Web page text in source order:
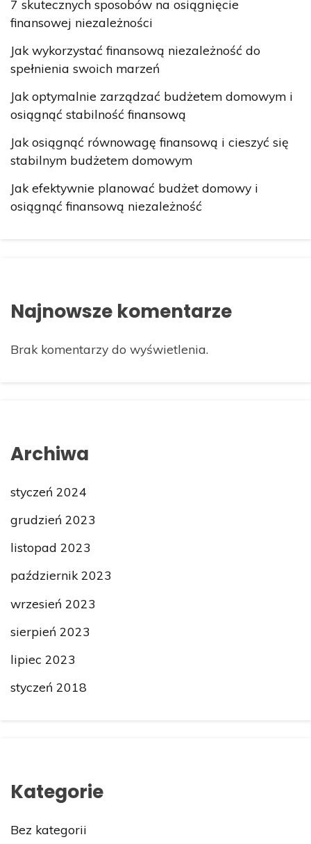
7 skutecznych sposobów na osiągnięcie
finansowej niezależności
Jak wykorzystać finansową niezależność do
spełnienia swoich marzeń
Jak optymalnie zarządzać budżetem domowym i
osiągnąć stabilność finansową
Jak osiągnąć równowagę finansową i cieszyć się
stabilnym budżetem domowym
Jak efektywnie planować budżet domowy i
osiągnąć finansową niezależność
Najnowsze komentarze
Brak komentarzy do wyświetlenia.
Archiwa
styczeń 2024
grudzień 2023
listopad 2023
październik 2023
wrzesień 2023
sierpień 2023
lipiec 2023
styczeń 2018
Kategorie
Bez kategorii